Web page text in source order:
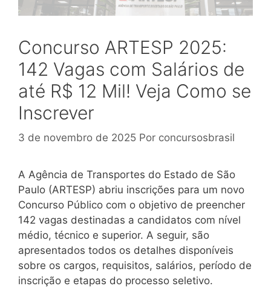
Concurso ARTESP 2025:
142 Vagas com Salários de
até R$ 12 Mil! Veja Como se
Inscrever
3 de novembro de 2025 Por concursosbrasil
A Agência de Transportes do Estado de São
Paulo (ARTESP) abriu inscrições para um novo
Concurso Público com o objetivo de preencher
142 vagas destinadas a candidatos com nível
médio, técnico e superior. A seguir, são
apresentados todos os detalhes disponíveis
sobre os cargos, requisitos, salários, período de
inscrição e etapas do processo seletivo.